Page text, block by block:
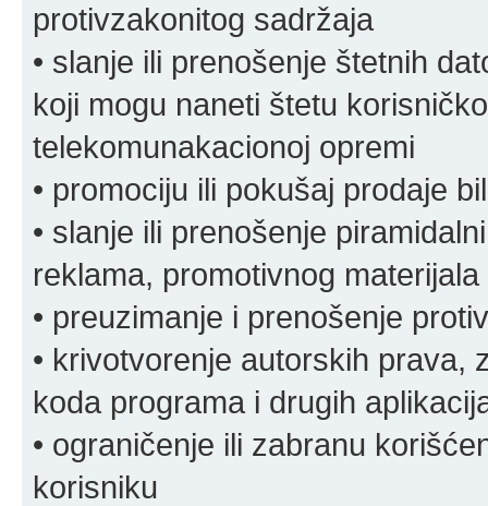
protivzakonitog sadržaja
• slanje ili prenošenje štetnih
koji mogu naneti štetu
telekomunakacionoj opremi
• promociju ili pokušaj prodaje
• slanje ili prenošenje
reklama, promotivnog
• preuzimanje i prenošenje
• krivotvorenje autorskih prava,
koda programa i drugih
• ograničenje ili zabranu
korisniku